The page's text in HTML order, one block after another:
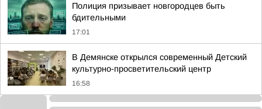
Полиция призывает новгородцев быть
бдительными
17:01
В Демянске открылся современный Детский
культурно-просветительский центр
16:58